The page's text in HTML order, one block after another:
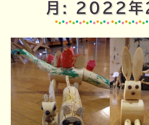
月: 2022年